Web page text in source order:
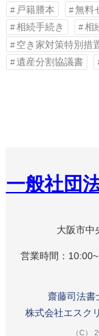
戸籍謄本
無料
相続手続き
相
空き家対策特別措
遺産分割協議書
一般社団
大阪市中
営業時間：
齋藤司法書
株式会社エスク
（C）